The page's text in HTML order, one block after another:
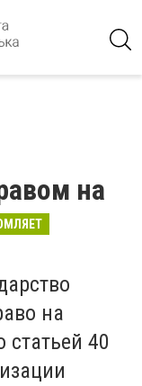
на
на
статьей 40